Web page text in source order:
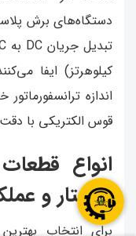
دستگاه‌های برش
کیلوهرتز) ایفا
اندازه
قوس الکتریکی با
انواع
ساختار و
برای انتخاب